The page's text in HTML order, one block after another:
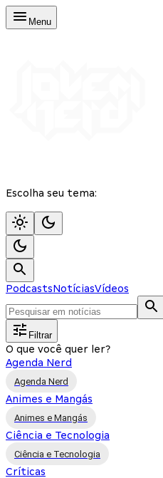
Menu
Escolha seu tema:
PodcastsNotíciasVídeos
Filtrar
O que você quer ler?
Agenda Nerd
Agenda Nerd
Animes e Mangás
Animes e Mangás
Ciência e Tecnologia
Ciência e Tecnologia
Críticas